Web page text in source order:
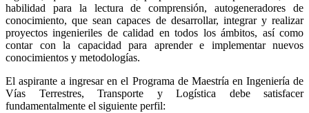
habilidad para la lectura de comprensión, autogeneradores de
conocimiento, que sean capaces de desarrollar, integrar y realizar
proyectos ingenieriles de calidad en todos los ámbitos, así como
contar con la capacidad para aprender e implementar nuevos
conocimientos y metodologías.
El aspirante a ingresar en el Programa de Maestría en Ingeniería de
Vías Terrestres, Transporte y Logística debe satisfacer
fundamentalmente el siguiente perfil: